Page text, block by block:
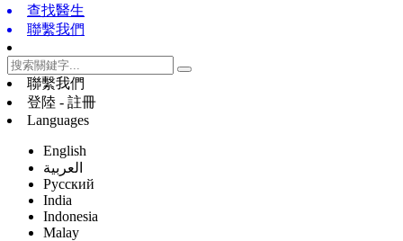
查找醫生
聯繫我們
聯繫我們
登陸 - 註冊
Languages
English
العربية
Русский
India
Indonesia
Malay